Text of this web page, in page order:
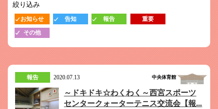
絞り込み
お知らせ 告知 報告 重要
その他
報告 2020.07.13 中央体育館
～ドキドキ☆わくわく～西宮スポーツ
センタークォーターテニス交流会【報...
パスワードは半角数字、英小文字、英大文字
すべてを含む6文字以上
このホームページで会員登録がお済みの方
ログイン
このホームページで会員登録がまだの方